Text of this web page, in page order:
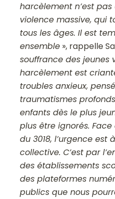
harcèlement n’est pas
violence massive, qui
tous les âges. Il est
ensemble », rappelle
souffrance des jeunes
harcèlement est
troubles anxieux,
traumatismes
enfants dès le plus
plus être ignorés.
du 3018, l’urgence est
collective. C’est par
des établissements
des plateformes
publics que nous